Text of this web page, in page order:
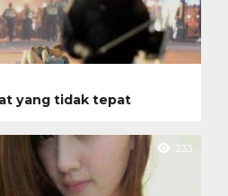
yang tidak tepat
233